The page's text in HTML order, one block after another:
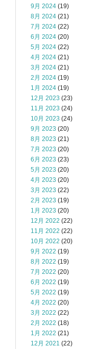
9月 2024 (19)
8月 2024 (21)
7月 2024 (22)
6月 2024 (20)
5月 2024 (22)
4月 2024 (21)
3月 2024 (21)
2月 2024 (19)
1月 2024 (19)
12月 2023 (23)
11月 2023 (24)
10月 2023 (24)
9月 2023 (20)
8月 2023 (21)
7月 2023 (20)
6月 2023 (23)
5月 2023 (20)
4月 2023 (20)
3月 2023 (22)
2月 2023 (19)
1月 2023 (20)
12月 2022 (22)
11月 2022 (22)
10月 2022 (20)
9月 2022 (19)
8月 2022 (19)
7月 2022 (20)
6月 2022 (19)
5月 2022 (19)
4月 2022 (20)
3月 2022 (22)
2月 2022 (18)
1月 2022 (21)
12月 2021 (22)